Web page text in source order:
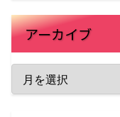
アーカイブ